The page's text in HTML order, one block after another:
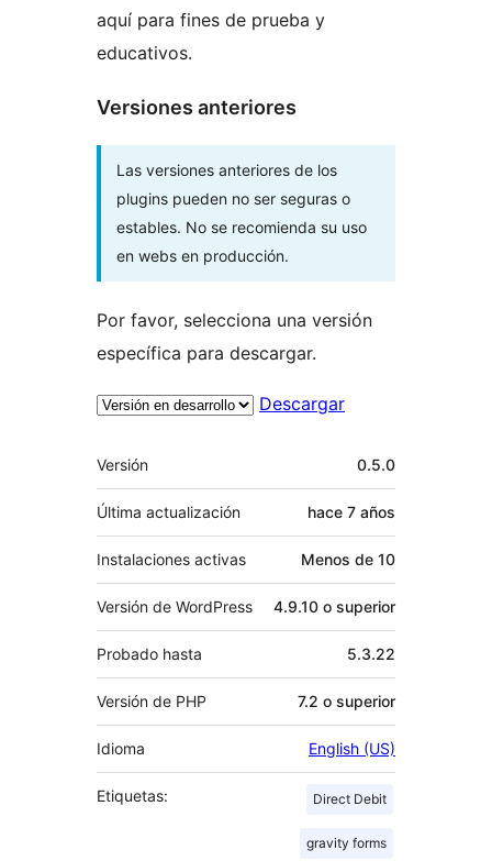
aquí para fines de prueba y
educativos.
Versiones anteriores
Las versiones anteriores de los
plugins pueden no ser seguras o
estables. No se recomienda su uso
en webs en producción.
Por favor, selecciona una versión
específica para descargar.
Descargar
Meta
Versión 0.5.0
Última actualización hace 7 años
Instalaciones activas Menos de 10
Versión de WordPress 4.9.10 o superior
Probado hasta 5.3.22
Versión de PHP 7.2 o superior
Idioma English (US)
Etiquetas: Direct Debit
gravity forms